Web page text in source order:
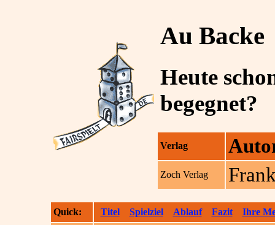
Au Backe
Heute
begegnet?
Verlag
Zoch Verlag
Quick: Titel Spielziel Ablauf Fazit
Ihre